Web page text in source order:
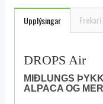
Upplýsingar
DROPS Air
MIÐLUNGS
ALPACA OG